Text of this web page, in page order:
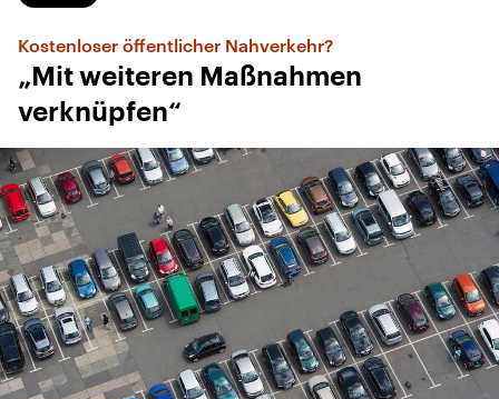
Kostenloser öffentlicher Nahverkehr?
„Mit weiteren Maßnahmen
verknüpfen“